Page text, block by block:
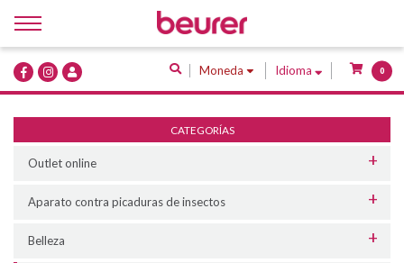
Moneda Idioma 0
Inicio
Quiénes Somos
Servicios
CATEGORÍAS
Outlet online
Aparato contra picaduras de insectos
Belleza